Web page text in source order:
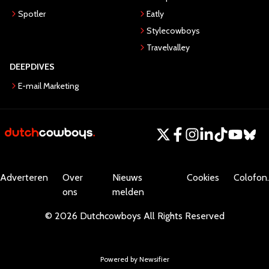
Spotler
Eatly
Stylecowboys
Travelvalley
DEEPDIVES
E-mail Marketing
Adverteren
Over
ons
Nieuws
melden
Cookies Colofon.
© 2026 Dutchcowboys All Rights Reserved
Powered by Newsifier